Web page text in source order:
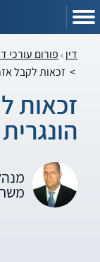
דין פורום עורכי
> זכאות לקבל
זכאות